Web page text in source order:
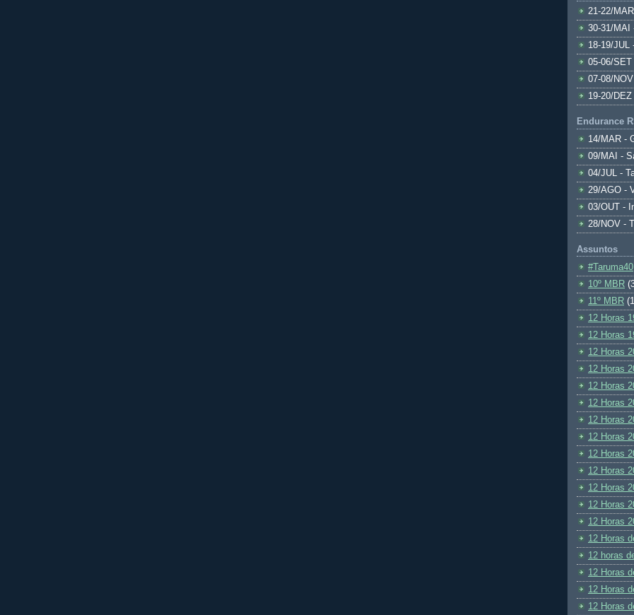
21-22/
30-31/MAI
18-19/JUL
05-06/
07-08/
19-20/
Endurance
14/MAR -
09/MAI -
04/JUL -
29/AGO -
03/OUT -
28/NOV -
Assuntos
#Taruma40
10º MBR
11º MBR
12 Horas
12 Horas
12 Horas
12 Horas
12 Horas
12 Horas
12 Horas
12 Horas
12 Horas
12 Horas
12 Horas
12 Horas
12 Horas
12 Horas
12 horas
12 Horas
12 Horas
12 Horas